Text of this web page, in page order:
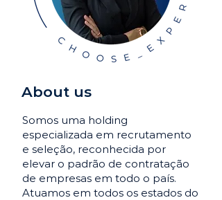
About us
Somos uma holding
especializada em recrutamento
e seleção, reconhecida por
elevar o padrão de contratação
de empresas em todo o país.
Atuamos em todos os estados do